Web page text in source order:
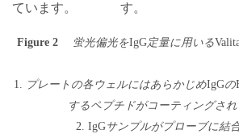
ています。
す。
Figure 2 蛍光偏光をIgG定量に用いる
1. プレートの各ウェルにはあらかじめIgGの
するペプチドがコーティングされ
2. IgGサンプルがプローブに結